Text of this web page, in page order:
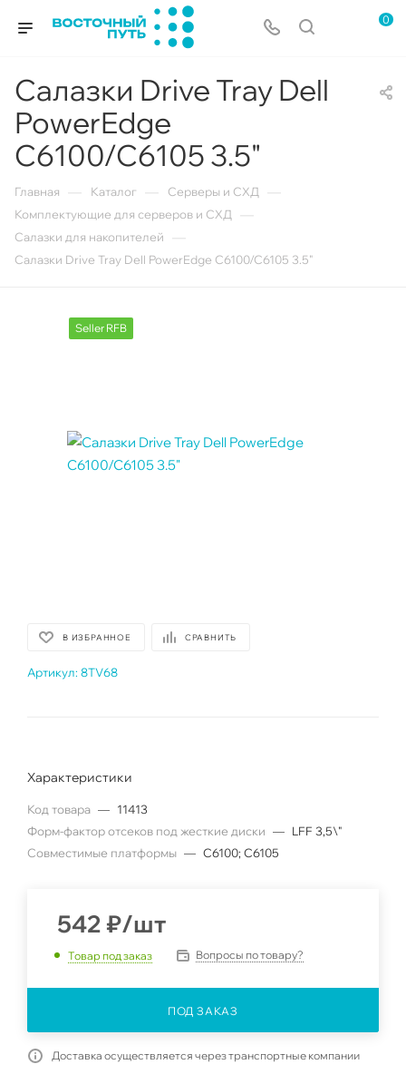
0
Салазки Drive Tray Dell
PowerEdge
C6100/C6105 3.5"
Главная Каталог Серверы и СХД
Комплектующие для серверов и СХД
Салазки для накопителей
Салазки Drive Tray Dell PowerEdge C6100/C6105 3.5"
Seller RFB
В ИЗБРАННОЕ СРАВНИТЬ
Артикул: 8TV68
Характеристики
Код товара — 11413
Форм-фактор отсеков под жесткие диски — LFF 3,5\"
Совместимые платформы — C6100; C6105
542 ₽/шт
Товар под заказ Вопросы по товару?
ПОД ЗАКАЗ
Доставка осуществляется через транспортные компании